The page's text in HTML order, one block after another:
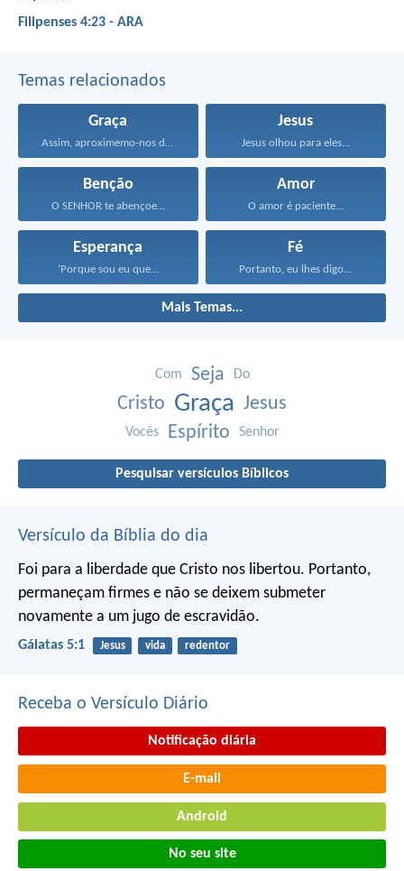
Filipenses 4:23 - ARA
Temas relacionados
Graça
Assim, aproximemo-nos do trono...
Jesus
Jesus olhou para eles...
Benção
O SENHOR te abençoe...
Amor
O amor é paciente...
Esperança
‘Porque sou eu que...
Fé
Portanto, eu lhes digo...
Mais Temas...
Com Seja Do
Cristo Graça Jesus
Vocês Espírito Senhor
Pesquisar versículos Bíblicos
Versículo da Bíblia do dia
Foi para a liberdade que Cristo nos libertou. Portanto,
permaneçam firmes e não se deixem submeter
novamente a um jugo de escravidão.
Gálatas 5:1 Jesus vida redentor
Receba o Versículo Diário
Notificação diária
E-mail
Android
No seu site